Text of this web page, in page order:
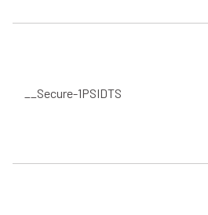
__Secure-1PSIDTS